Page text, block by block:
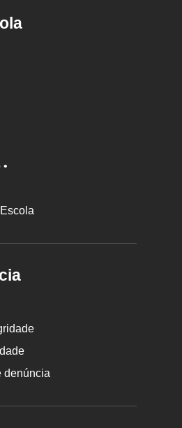
denúncia